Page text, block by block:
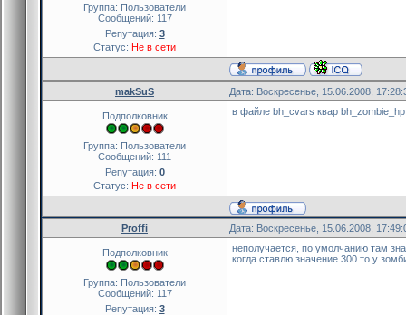
Группа: Пользователи
Сообщений: 117
Репутация: 3
Статус: Не в сети
makSuS Дата: Воскресенье, 15.06.2008,
Подполковник
Группа: Пользователи
Сообщений: 111
Репутация: 0
Статус: Не в сети
в файле bh_cvars квар bh_zombie_hp
Proffi Дата: Воскресенье, 15.06.2008,
Подполковник
Группа: Пользователи
Сообщений: 117
Репутация: 3
неполучается, по умолчанию там
когда ставлю значение 300 то у